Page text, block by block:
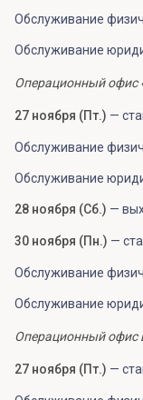
Обслуживание
Обслуживание
Операционный офис
27 ноября (Пт.) —
Обслуживание
Обслуживание
28 ноября (Сб.) —
30 ноября (Пн.) —
Обслуживание
Обслуживание
Операционный офис
27 ноября (Пт.) —